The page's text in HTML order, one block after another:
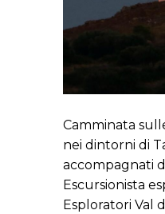
Camminata
nei dintorni di
accompagnati
Escursionista
Esploratori Val